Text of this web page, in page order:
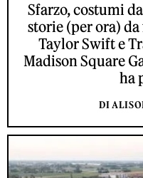
Sfarzo, costumi
storie (per ora)
Taylor Swift e
Madison Square
ha
DI